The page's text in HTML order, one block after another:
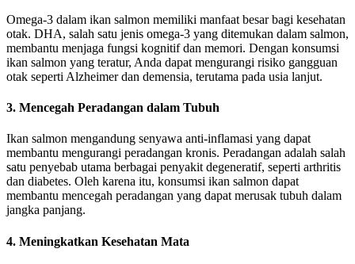
Omega-3 dalam ikan salmon memiliki manfaat besar bagi kesehatan
otak. DHA, salah satu jenis omega-3 yang ditemukan dalam salmon,
membantu menjaga fungsi kognitif dan memori. Dengan konsumsi
ikan salmon yang teratur, Anda dapat mengurangi risiko gangguan
otak seperti Alzheimer dan demensia, terutama pada usia lanjut.
3. Mencegah Peradangan dalam Tubuh
Ikan salmon mengandung senyawa anti-inflamasi yang dapat
membantu mengurangi peradangan kronis. Peradangan adalah salah
satu penyebab utama berbagai penyakit degeneratif, seperti arthritis
dan diabetes. Oleh karena itu, konsumsi ikan salmon dapat
membantu mencegah peradangan yang dapat merusak tubuh dalam
jangka panjang.
4. Meningkatkan Kesehatan Mata